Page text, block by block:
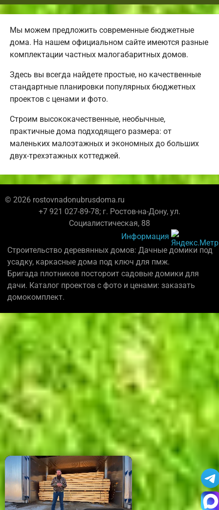
Мы можем предложить современные бюджетные
дома. На нашем официальном сайте имеются разные
комплектации частных малогабаритных домов.
Здесь вы всегда найдете простые, но качественные
стандартные планировки популярных бюджетных
проектов с ценами и фото.
Строим высококачественные, необычные,
практичные дома подходящего размера: от
маленьких малоэтажных и экономных до больших
двух-трехэтажных коттеджей.
© 2026 rostovnadonubrusdoma.ru
+7 921 027-89-78; г. Ростов-на-Дону, ул.
Социалистическая, 88
Информация
Строительство деревянных домов: Дачные домики под
усадку, каркасные дома под ключ для пмж.
Бригада плотников постороит садовые домики для
дачи. Каталог проектов с фото и ценами: заказать
домокомплект.